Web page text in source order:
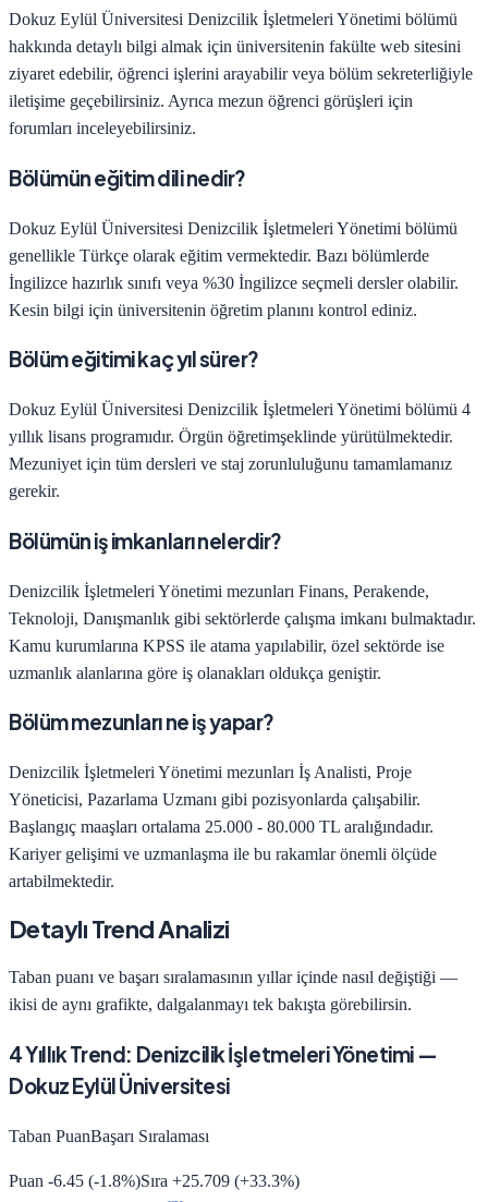
Dokuz Eylül Üniversitesi Denizcilik İşletmeleri Yönetimi bölümü
hakkında detaylı bilgi almak için üniversitenin fakülte web sitesini
ziyaret edebilir, öğrenci işlerini arayabilir veya bölüm sekreterliğiyle
iletişime geçebilirsiniz. Ayrıca mezun öğrenci görüşleri için
forumları inceleyebilirsiniz.
Bölümün eğitim dili nedir?
Dokuz Eylül Üniversitesi Denizcilik İşletmeleri Yönetimi bölümü
genellikle Türkçe olarak eğitim vermektedir. Bazı bölümlerde
İngilizce hazırlık sınıfı veya %30 İngilizce seçmeli dersler olabilir.
Kesin bilgi için üniversitenin öğretim planını kontrol ediniz.
Bölüm eğitimi kaç yıl sürer?
Dokuz Eylül Üniversitesi Denizcilik İşletmeleri Yönetimi bölümü 4
yıllık lisans programıdır. Örgün öğretimşeklinde yürütülmektedir.
Mezuniyet için tüm dersleri ve staj zorunluluğunu tamamlamanız
gerekir.
Bölümün iş imkanları nelerdir?
Denizcilik İşletmeleri Yönetimi mezunları Finans, Perakende,
Teknoloji, Danışmanlık gibi sektörlerde çalışma imkanı bulmaktadır.
Kamu kurumlarına KPSS ile atama yapılabilir, özel sektörde ise
uzmanlık alanlarına göre iş olanakları oldukça geniştir.
Bölüm mezunları ne iş yapar?
Denizcilik İşletmeleri Yönetimi mezunları İş Analisti, Proje
Yöneticisi, Pazarlama Uzmanı gibi pozisyonlarda çalışabilir.
Başlangıç maaşları ortalama 25.000 - 80.000 TL aralığındadır.
Kariyer gelişimi ve uzmanlaşma ile bu rakamlar önemli ölçüde
artabilmektedir.
Detaylı Trend Analizi
Taban puanı ve başarı sıralamasının yıllar içinde nasıl değiştiği —
ikisi de aynı grafikte, dalgalanmayı tek bakışta görebilirsin.
4Yıllık Trend: Denizcilik İşletmeleri Yönetimi —
Dokuz Eylül Üniversitesi
Taban PuanBaşarı Sıralaması
Puan -6.45 (-1.8%)Sıra +25.709 (+33.3%)